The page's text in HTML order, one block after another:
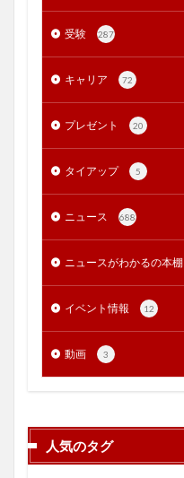
受験 287
キャリア 72
プレゼント 20
タイアップ 5
ニュース 688
ニュースがわかるの本棚
イベント情報 12
動画 3
人気のタグ